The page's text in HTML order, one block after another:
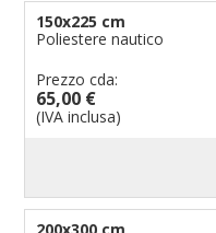
150x225 cm
Poliestere nautico
Prezzo cda:
65,00 €
(IVA inclusa)